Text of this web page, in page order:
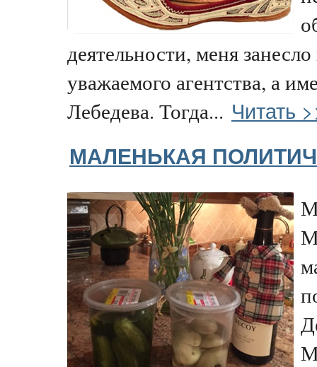
деятельности, меня
уважаемого агентства, а
Лебедева. Тогда... Читать
МАЛЕНЬКАЯ